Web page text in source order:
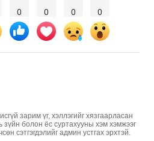
0 0 0 0
зарим үг, хэллэгийг хязгаарласан
зүйн болон ёс суртахууны хэм хэмжээг
сэтгэгдэлийг админ устгах эрхтэй.